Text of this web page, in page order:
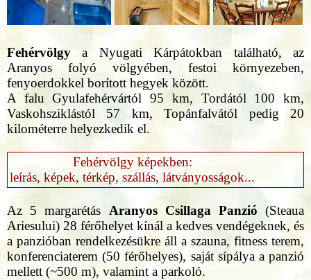
Fehérvölgya Nyugati Kárpátokban található, az
Aranyos folyó völgyében, festoi környezeben,
fenyoerdokkel borított hegyek között.
A falu Gyulafehérvártól 95 km, Tordától 100 km,
Vaskohsziklástól 57 km, Topánfalvától pedig 20
kilométerre helyezkedik el.
Fehérvölgy képekben:
leírás, képek, térkép, szállás, látványosságok...
Az 5 margarétás Aranyos Csillaga Panzió (Steaua
Ariesului) 28 férőhelyet kínál a kedves vendégeknek, és
a panzióban rendelkezésükre áll a szauna, fitness terem,
konferenciaterem (50 férőhelyes), saját sípálya a panzió
mellett (~500 m), valamint a parkoló.